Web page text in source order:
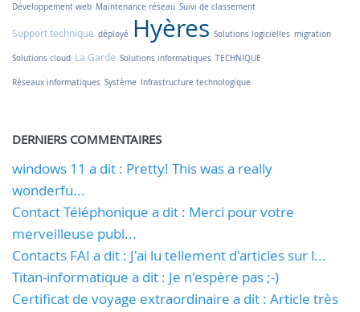
Développement web Maintenance réseau Suivi de classement
Support technique déployé Hyères Solutions logicielles migration
Solutions cloud La Garde Solutions informatiques TECHNIQUE
Réseaux informatiques Système Infrastructure technologique
DERNIERS COMMENTAIRES
windows 11 a dit : Pretty! This was a really
wonderfu...
Contact Téléphonique a dit : Merci pour votre
merveilleuse publ...
Contacts FAI a dit : J'ai lu tellement d'articles sur l...
Titan-informatique a dit : Je n'espère pas ;-)
Certificat de voyage extraordinaire a dit : Article très